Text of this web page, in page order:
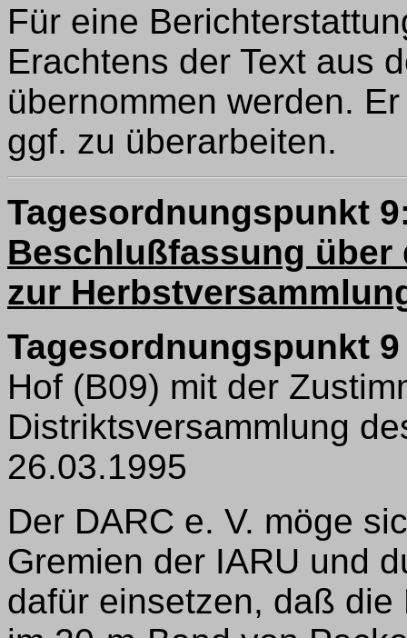
Für eine
Erachtens der Text aus
übernommen werden.
ggf. zu überarbeiten.
Tagesordnungspunkt
Beschlußfassung
zur
Tagesordnungspunkt
Hof (B09) mit der
Distriktsversammlung
26.03.1995
Der DARC e. V. möge
Gremien der IARU und
dafür einsetzen, daß